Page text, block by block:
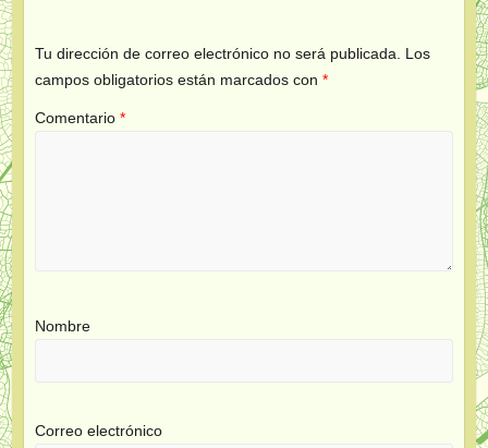
Tu dirección de correo electrónico no será publicada.
Los
campos obligatorios están marcados con *
Comentario *
Nombre
Correo electrónico